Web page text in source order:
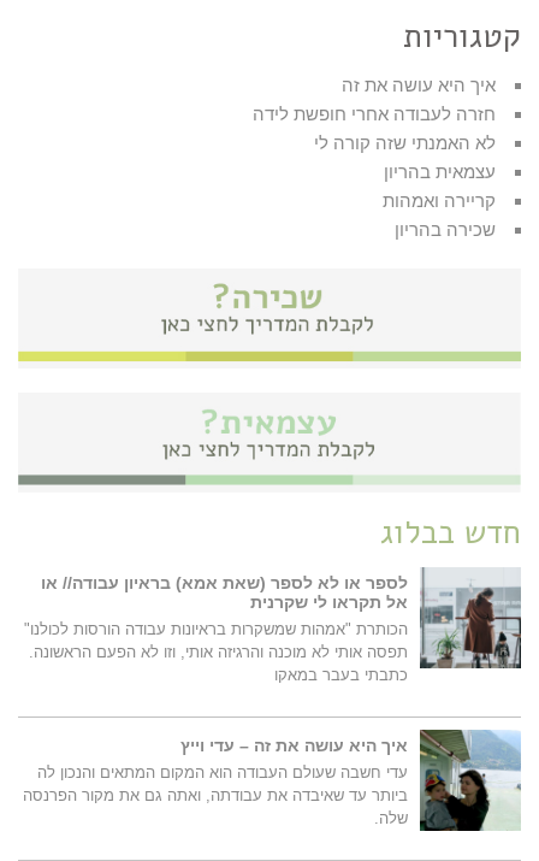
קטגוריות
איך היא עושה את זה
חזרה לעבודה אחרי חופשת לידה
לא האמנתי שזה קורה לי
עצמאית בהריון
קריירה ואמהות
שכירה בהריון
חדש בבלוג
לספר או לא לספר (שאת אמא) בראיון עבודה// או
אל תקראו לי שקרנית
הכותרת "אמהות שמשקרות בראיונות עבודה הורסות לכולנו"
תפסה אותי לא מוכנה והרגיזה אותי, וזו לא הפעם הראשונה.
כתבתי בעבר במאקו
איך היא עושה את זה – עדי וייץ
עדי חשבה שעולם העבודה הוא המקום המתאים והנכון לה
ביותר עד שאיבדה את עבודתה, ואתה גם את מקור הפרנסה
שלה.